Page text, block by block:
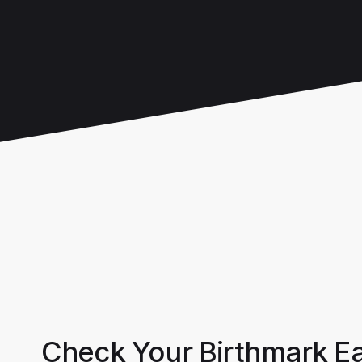
Check Your Birthmark